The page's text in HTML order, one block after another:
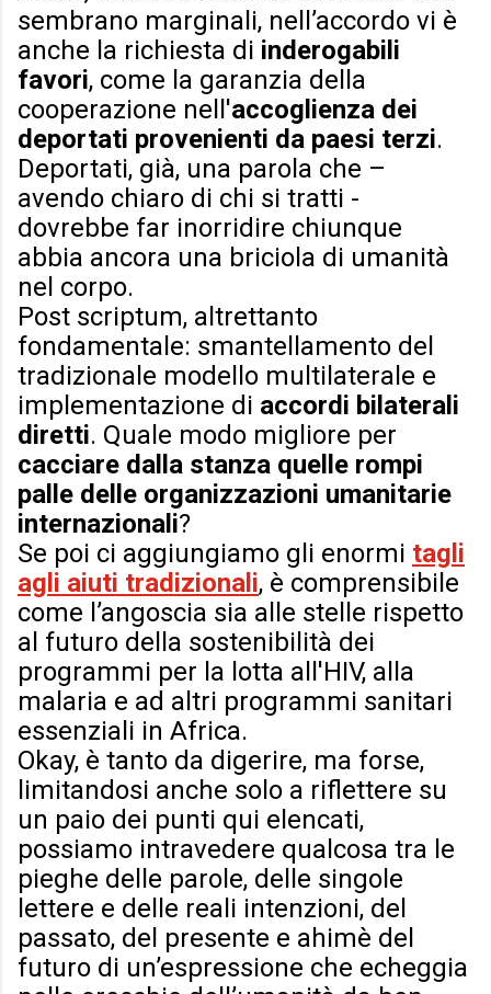
sembrano marginali, nell’accordo vi è
anche la richiesta di inderogabili
favori, come la garanzia della
cooperazione nell'accoglienza dei
deportati provenienti da paesi terzi.
Deportati, già, una parola che –
avendo chiaro di chi si tratti -
dovrebbe far inorridire chiunque
abbia ancora una briciola di umanità
nel corpo.
Post scriptum, altrettanto
fondamentale: smantellamento del
tradizionale modello multilaterale e
implementazione di accordi bilaterali
diretti. Quale modo migliore per
cacciare dalla stanza quelle rompi
palle delle organizzazioni umanitarie
internazionali?
Se poi ci aggiungiamo gli enormi tagli
agli aiuti tradizionali, è comprensibile
come l’angoscia sia alle stelle rispetto
al futuro della sostenibilità dei
programmi per la lotta all'HIV, alla
malaria e ad altri programmi sanitari
essenziali in Africa.
Okay, è tanto da digerire, ma forse,
limitandosi anche solo a riflettere su
un paio dei punti qui elencati,
possiamo intravedere qualcosa tra le
pieghe delle parole, delle singole
lettere e delle reali intenzioni, del
passato, del presente e ahimè del
futuro di un’espressione che echeggia